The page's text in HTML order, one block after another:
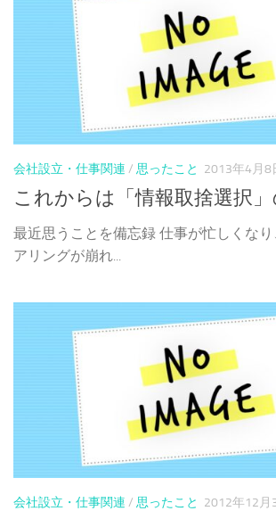
会社設立・仕事関連 / 思ったこと 2013年4月8
これからは「情報取捨選択
最近思うことを備忘録 仕事が忙しくな
アリングが崩れ...
会社設立・仕事関連 / 思ったこと 2012年12月